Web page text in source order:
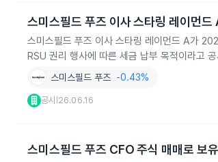
스미스필드 푸즈 이사 스타링 레이먼드
스미스필드 푸즈 이사 스타링 레이먼드 A가
RSU 권리 행사에 따른 세금 납부 목적이라고
스미스필드 푸즈 -0.43%
공시 26.06.16
스미스필드 푸즈 CFO 주식 매매로 보